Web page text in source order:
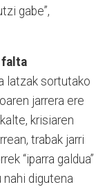
gabe”,
falta
latzak sortutako
jarrera ere
krisiaren
trabak jarri
“iparra galdua”
nahi digutena